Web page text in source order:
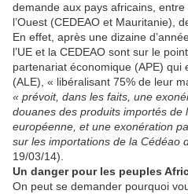
demande aux pays africains, entre
l’Ouest (CEDEAO et Mauritanie),
En effet, après une dizaine
l’UE et la CEDEAO sont sur le
partenariat économique (APE)
(ALE), « libéralisant 75% de leur
« prévoit, dans les faits, une
douanes des produits importés de
européenne, et une exonération
sur les importations de la Cédéao
19/03/14).
Un danger pour les peuples
On peut se demander pourquoi